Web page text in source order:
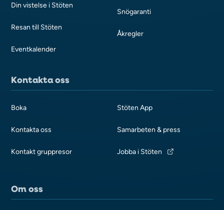
Din vistelse i Stöten
Resan till Stöten
Eventkalender
Snögaranti
Åkregler
Kontakta oss
Boka
Kontakta oss
Kontakt gruppresor
Stöten App
Samarbeten & press
Jobba i Stöten
Om oss